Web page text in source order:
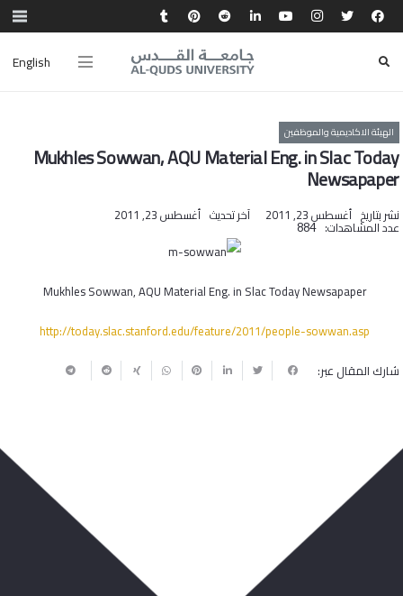
English
الهيئة الاكاديمية والموظفين
Mukhles Sowwan, AQU Material Eng. in Slac Today
Newsapaper
نشر بتاريخ أغسطس 23, 2011 آخر تحديث أغسطس 23, 2011
عدد المشاهدات: 884
Mukhles Sowwan, AQU Material Eng. in Slac Today Newsapaper
http://today.slac.stanford.edu/feature/2011/people-sowwan.asp
شارك المقال عبر: